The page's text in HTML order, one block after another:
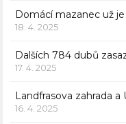
Domácí mazanec už
18. 4. 2025
Dalších 784 dubů
17. 4. 2025
Landfrasova zahrada
16. 4. 2025